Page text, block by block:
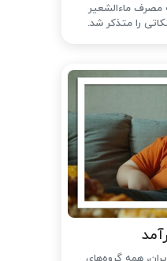
مصرف ماءالشعیر
را متذکر شد.